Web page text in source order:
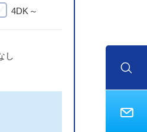
4DK～
し